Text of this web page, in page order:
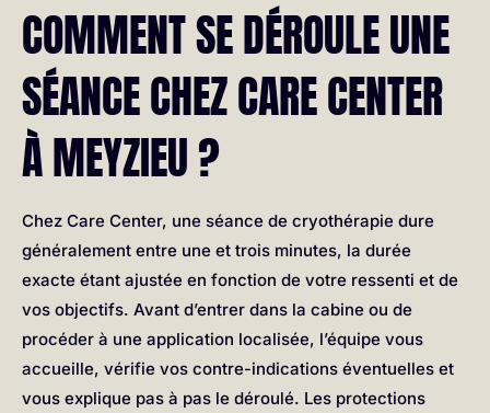
COMMENT SE DÉROULE UNE
SÉANCE CHEZ CARE CENTER
À MEYZIEU ?
Chez Care Center, une séance de cryothérapie dure
généralement entre une et trois minutes, la durée
exacte étant ajustée en fonction de votre ressenti et de
vos objectifs. Avant d’entrer dans la cabine ou de
procéder à une application localisée, l’équipe vous
accueille, vérifie vos contre-indications éventuelles et
vous explique pas à pas le déroulé. Les protections